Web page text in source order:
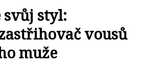
svůj styl:
vousů
muže